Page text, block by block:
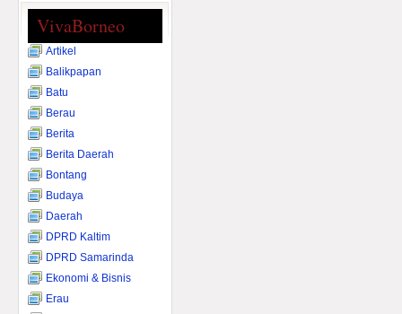
VivaBorneo
Artikel
Balikpapan
Batu
Berau
Berita
Berita Daerah
Bontang
Budaya
Daerah
DPRD Kaltim
DPRD Samarinda
Ekonomi & Bisnis
Erau